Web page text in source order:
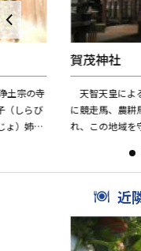
土宗の寺
（しらび
ょ）姉妹
賀茂神社
天智天皇によ
に競走馬、農耕
れ、この地域を
馬にまつわる儀
近